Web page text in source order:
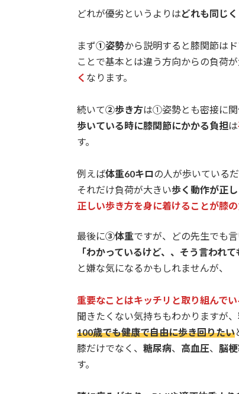
どれが優劣というよりはどれも同じ
まず①姿勢から説明すると膝関節は
ことで基本とは違う方向からの負荷
く なります。
続いて②歩き方は①姿勢とも密接に関
歩いている時に膝関節にかかる負担は
す。
例えば体重60キロの人が歩いている
それだけ負荷が大きい歩く動作が正
正しい歩き方を身に着けることが膝
最後に③体重ですが、どの先生でも
「わかっているけど、、そう言われて
と嫌な気になるかもしれませんが、
重要なことはキッチリと取り組んで
聞きたくない気持ちもわかりますが、
100歳でも健康で自由に歩き回りたい
膝だけでなく、 糖尿病、 高血圧、 脳
す。